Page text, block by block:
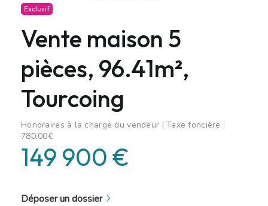
Exclusif
Vente maison 5
pièces, 96.41m²,
Tourcoing
Honoraires à la charge du vendeur | Taxe foncière :
780,00€
149 900 €
Déposer un dossier